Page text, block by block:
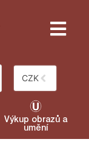
CZK
Výkup obrazů a
umění